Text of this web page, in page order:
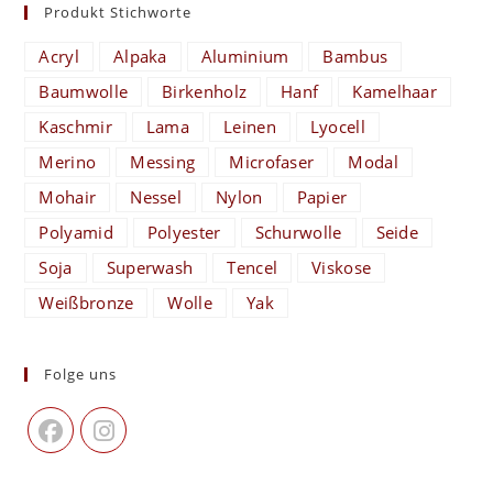
Produkt Stichworte
Acryl Alpaka Aluminium
Bambus
Baumwolle
Birkenholz Hanf
Kamelhaar
Kaschmir
Lama Leinen
Lyocell
Merino
Messing Microfaser
Modal
Mohair
Nessel Nylon
Papier
Polyamid
Polyester Schurwolle
Seide
Soja
Superwash Tencel
Viskose
Weißbronze
Wolle Yak
Folge uns